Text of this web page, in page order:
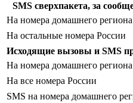
SMS сверхпакета, за
На номера домашнего региона
На остальные номера России
Исходящие вызовы и SMS
На номера домашнего региона
На все номера России
SMS на номера домашнего